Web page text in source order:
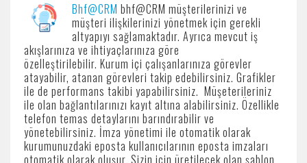
Bhf@CRM bhf@CRM müşterilerinizi ve
müşteri ilişkilerinizi yönetmek için gerekli
altyapıyı sağlamaktadır. Ayrıca mevcut iş
akışlarınıza ve ihtiyaçlarınıza göre
özelleştirilebilir. Kurum içi çalışanlarınıza görevler
atayabilir, atanan görevleri takip edebilirsiniz. Grafikler
ile de performans takibi yapabilirsiniz. Müşeterileriniz
ile olan bağlantılarınızı kayıt altına alabilirsiniz. Özellikle
telefon temas detaylarını barındırabilir ve
yönetebilirsiniz. İmza yönetimi ile otomatik olarak
kurumunuzdaki eposta kullanıcılarının eposta imzaları
otomatik olarak oluşur. Sizin için üretilecek olan şablon